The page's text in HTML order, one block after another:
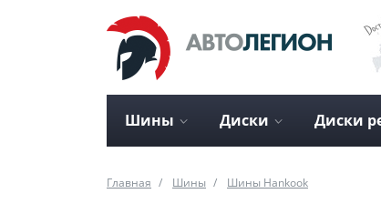
Шины Диски Диски
Главная Шины Шины Hankook